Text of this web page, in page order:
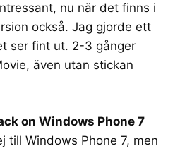
nu när det finns i
också. Jag gjorde ett
ser fint ut. 2-3 gånger
även utan stickan
on Windows Phone 7
till Windows Phone 7, men